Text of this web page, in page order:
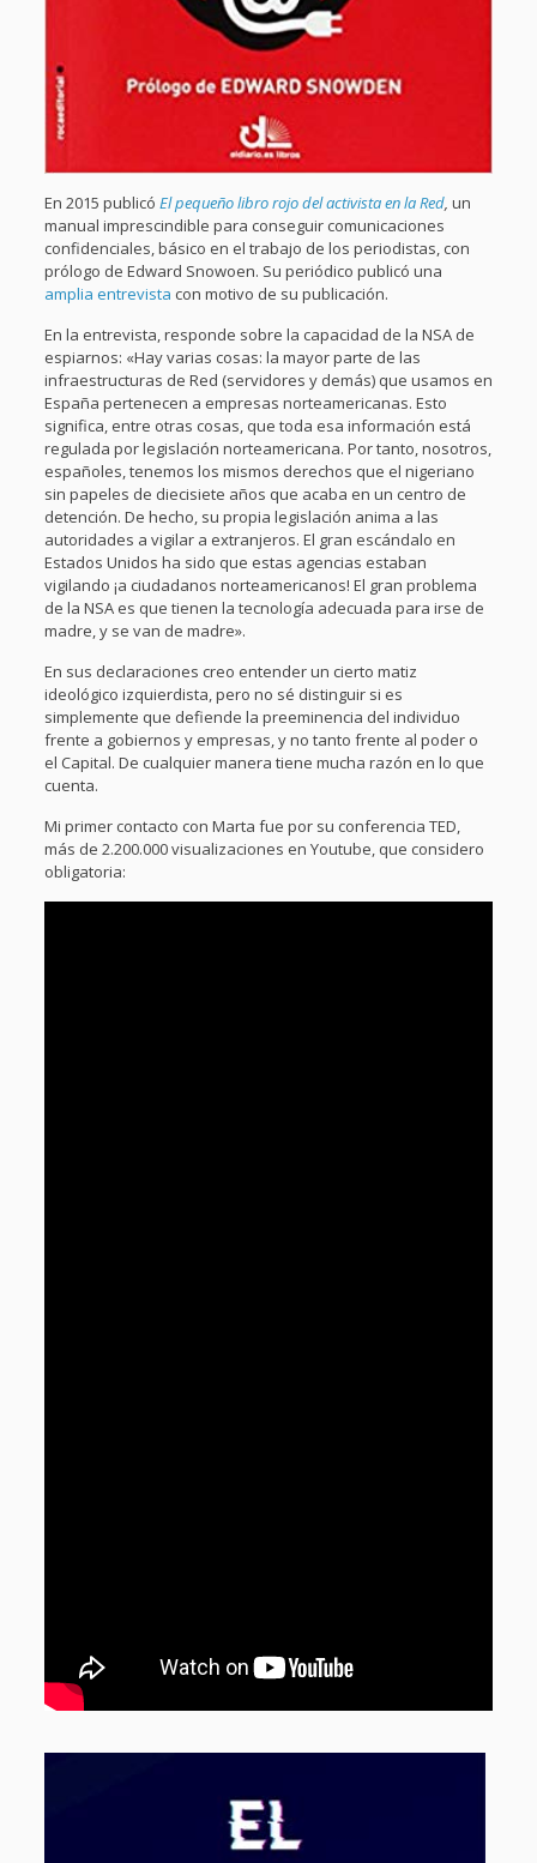
En 2015 publicó El pequeño libro rojo del activista en la Red, un
manual imprescindible para conseguir comunicaciones
confidenciales, básico en el trabajo de los periodistas, con
prólogo de Edward Snowoen. Su periódico publicó una
amplia entrevista con motivo de su publicación.
En la entrevista, responde sobre la capacidad de la NSA de
espiarnos: «Hay varias cosas: la mayor parte de las
infraestructuras de Red (servidores y demás) que usamos en
España pertenecen a empresas norteamericanas. Esto
significa, entre otras cosas, que toda esa información está
regulada por legislación norteamericana. Por tanto, nosotros,
españoles, tenemos los mismos derechos que el nigeriano
sin papeles de diecisiete años que acaba en un centro de
detención. De hecho, su propia legislación anima a las
autoridades a vigilar a extranjeros. El gran escándalo en
Estados Unidos ha sido que estas agencias estaban
vigilando ¡a ciudadanos norteamericanos! El gran problema
de la NSA es que tienen la tecnología adecuada para irse de
madre, y se van de madre».
En sus declaraciones creo entender un cierto matiz
ideológico izquierdista, pero no sé distinguir si es
simplemente que defiende la preeminencia del individuo
frente a gobiernos y empresas, y no tanto frente al poder o
el Capital. De cualquier manera tiene mucha razón en lo que
cuenta.
Mi primer contacto con Marta fue por su conferencia TED,
más de 2.200.000 visualizaciones en Youtube, que considero
obligatoria: